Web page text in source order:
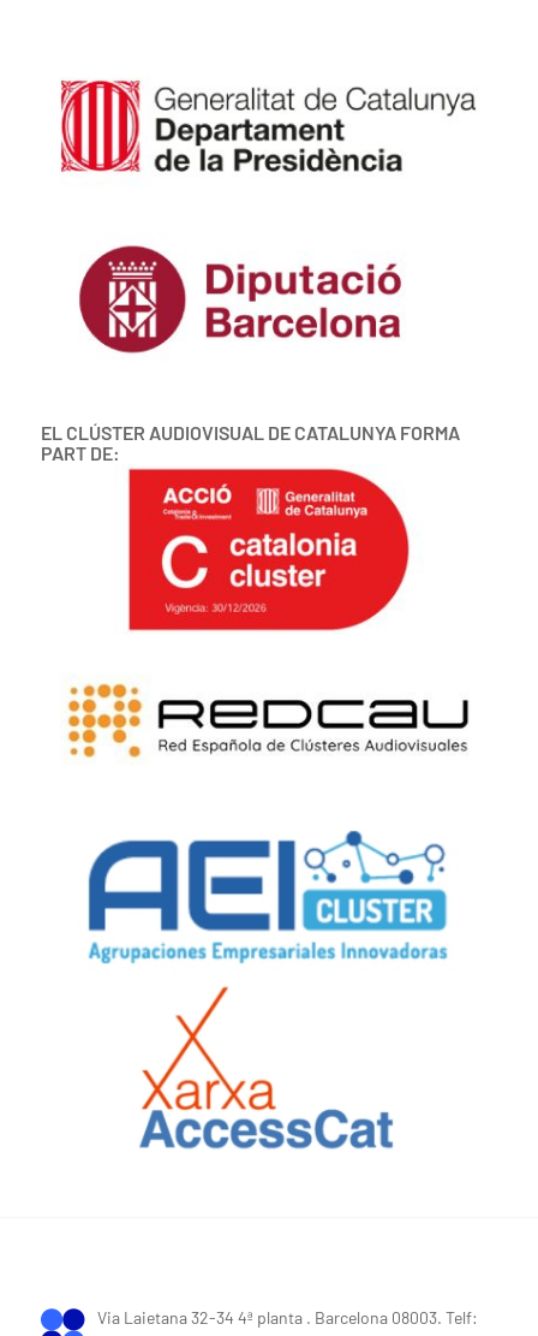
EL CLÚSTER AUDIOVISUAL DE CATALUNYA FORMA
PART DE:
Via Laietana 32-34 4ª planta . Barcelona 08003. Telf: